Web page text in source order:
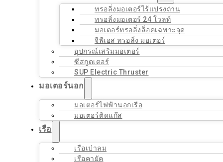
ทรอลิ่งมอเตอร์ไร้แปรงถ่าน
ทรอลิ่งมอเตอร์ 24 โวลท์
มอเตอร์ทรอลิ่งล็อคเฉพาะจุด
จีพีเอส ทรอลิ่ง มอเตอร์
อุปกรณ์เสริมมอเตอร์
ซีสกูตเตอร์
SUP Electric Thruster
มอเตอร์นอก
มอเตอร์ไฟฟ้านอกเรือ
มอเตอร์ติดแก๊ส
เรือ
เรือเป่าลม
เรือคายัค